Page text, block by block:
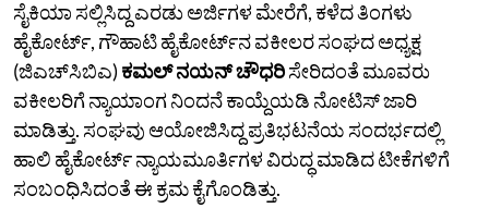
ಸೈಕಿಯಾ ಸಲ್ಲಿಸಿದ್ದ ಎರಡು ಅರ್ಜಿಗಳ ಮೇರೆಗೆ, ಕಳೆದ ತಿಂಗಳು
ಹೈಕೋರ್ಟ್, ಗೌಹಾಟಿ ಹೈಕೋರ್ಟ್‌ನ ವಕೀಲರ ಸಂಘದ ​​ಅಧ್ಯಕ್ಷ
(ಜಿಎಚ್‌ಸಿಬಿಎ) ಕಮಲ್ ನಯನ್ ಚೌಧರಿಸೇರಿದಂತೆ ಮೂವರು
ವಕೀಲರಿಗೆ ನ್ಯಾಯಾಂಗ ನಿಂದನೆ ಕಾಯ್ದೆಯಡಿ ನೋಟಿಸ್ ಜಾರಿ
ಮಾಡಿತ್ತು. ಸಂಘವು ಆಯೋಜಿಸಿದ್ದ ಪ್ರತಿಭಟನೆಯ ಸಂದರ್ಭದಲ್ಲಿ
ಹಾಲಿ ಹೈಕೋರ್ಟ್ ನ್ಯಾಯಮೂರ್ತಿಗಳ ವಿರುದ್ಧ ಮಾಡಿದ ಟೀಕೆಗಳಿಗೆ
ಸಂಬಂಧಿಸಿದಂತೆ ಈ ಕ್ರಮ ಕೈಗೊಂಡಿತ್ತು.